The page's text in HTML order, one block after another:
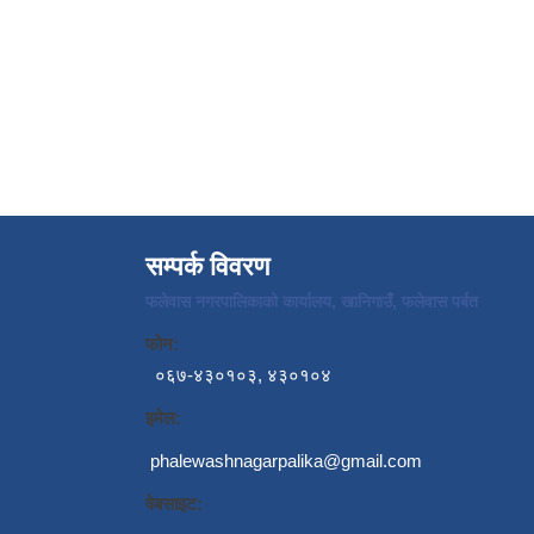
सम्पर्क विवरण
फलेवास नगरपालिकाको कार्यालय, खानिगाउँ, फलेवास पर्बत
फोन:
०६७-४३०१०३, ४३०१०४
इमेल:
phalewashnagarpalika@gmail.com
वेबसाइट: